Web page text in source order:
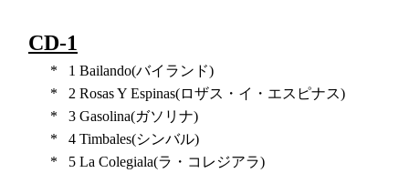
CD-1
* 1 Bailando(バイランド)
*
2 Rosas Y Espinas(ロザス・イ・エスピナス)
*
3 Gasolina(ガソリナ)
*
4 Timbales(シンバル)
*
5 La Colegiala(ラ・コレジアラ)